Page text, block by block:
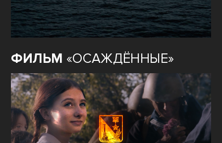
ФИЛЬМ «ОСАЖДЁННЫЕ»